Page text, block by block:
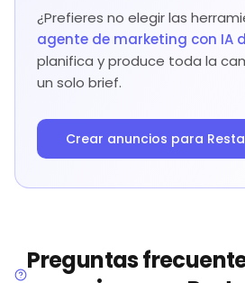
¿Prefieres no elegir las
agente de marketing con IA
planifica y produce toda la
un solo brief.
Crear anuncios para
Preguntas